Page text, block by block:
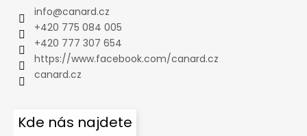
info@canard.cz
+420 775 084 005
+420 777 307 654
https://www.facebook.com/canard.cz
canard.cz
Kde nás najdete